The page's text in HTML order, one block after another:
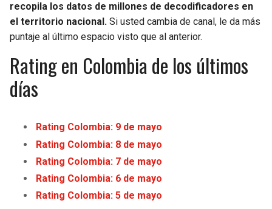
recopila los datos de millones de decodificadores en
el territorio nacional. Si usted cambia de canal, le da más
puntaje al último espacio visto que al anterior.
Rating en Colombia de los últimos
días
Rating Colombia: 9 de mayo
Rating Colombia: 8 de mayo
Rating Colombia: 7 de mayo
Rating Colombia: 6 de mayo
Rating Colombia: 5 de mayo